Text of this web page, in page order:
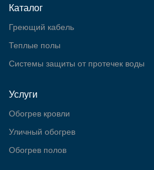
Каталог
Греющий кабель
Теплые полы
Cистемы защиты от протечек воды
Услуги
Обогрев кровли
Уличный обогрев
Обогрев полов